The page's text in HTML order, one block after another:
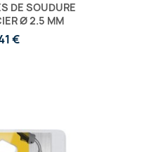
DE SOUDURE
Ø 2.5 MM
€